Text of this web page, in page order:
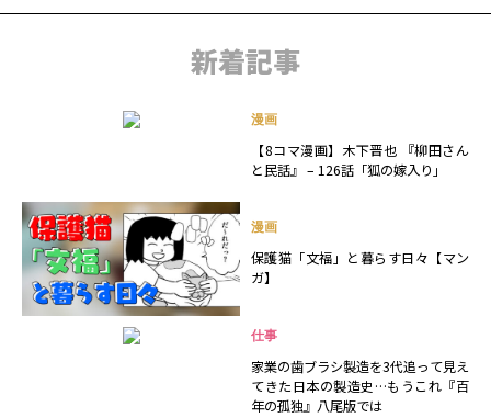
新着記事
漫画
【8コマ漫画】木下晋也 『柳田さん
と民話』 – 126話「狐の嫁入り」
漫画
保護猫「文福」と暮らす日々【マン
ガ】
仕事
家業の歯ブラシ製造を3代追って見え
てきた日本の製造史…もうこれ『百
年の孤独』八尾版では